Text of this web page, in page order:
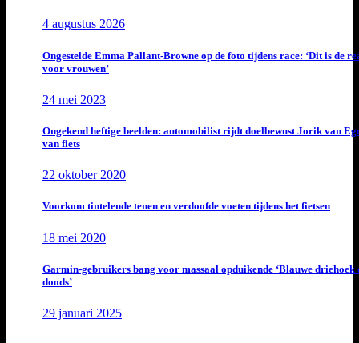
4 augustus 2026
Ongestelde Emma Pallant-Browne op de foto tijdens race: ‘Dit is de
voor vrouwen’
24 mei 2023
Ongekend heftige beelden: automobilist rijdt doelbewust Jorik van
van fiets
22 oktober 2020
Voorkom tintelende tenen en verdoofde voeten tijdens het fietsen
18 mei 2020
Garmin-gebruikers bang voor massaal opduikende ‘Blauwe driehoek
doods’
29 januari 2025